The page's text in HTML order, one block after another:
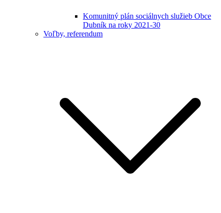
Komunitný plán sociálnych služieb Obce
Dubník na roky 2021-30
Voľby, referendum